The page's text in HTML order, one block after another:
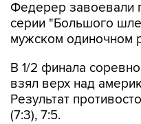
Федерер завоевали
серии "Большого
мужском одиночном
В 1/2 финала
взял верх над
Результат
(7:3), 7:5.